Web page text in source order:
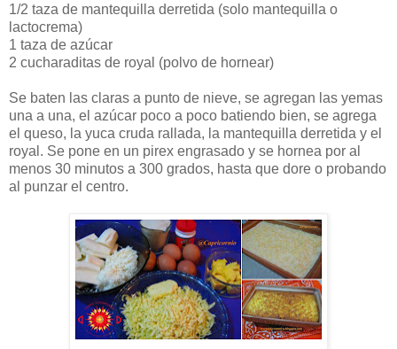
1/2 taza de mantequilla derretida (solo mantequilla o
lactocrema)
1 taza de azúcar
2 cucharaditas de royal (polvo de hornear)
Se baten las claras a punto de nieve, se agregan las yemas
una a una, el azúcar poco a poco batiendo bien, se agrega
el queso, la yuca cruda rallada, la mantequilla derretida y el
royal. Se pone en un pirex engrasado y se hornea por al
menos 30 minutos a 300 grados, hasta que dore o probando
al punzar el centro.